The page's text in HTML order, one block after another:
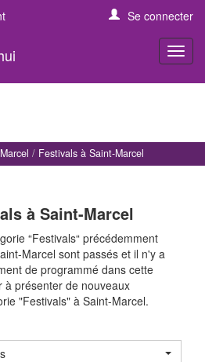
Se connecter
Festivals à Saint-Marcel
à Saint-Marcel
“Festivals“ précédemment
Marcel sont passés et il n'y a
de programmé dans cette
à présenter de nouveaux
"Festivals" à Saint-Marcel.